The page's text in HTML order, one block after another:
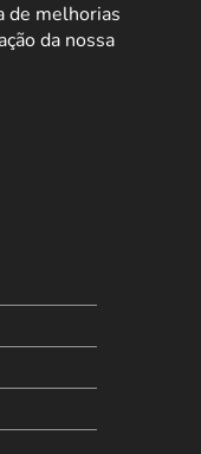
de melhorias
da nossa